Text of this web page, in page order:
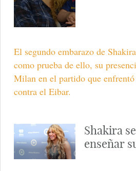
El segundo embarazo de
como prueba de ello, su
Milan en el partido que
contra el Eibar.
Shakira
enseñar